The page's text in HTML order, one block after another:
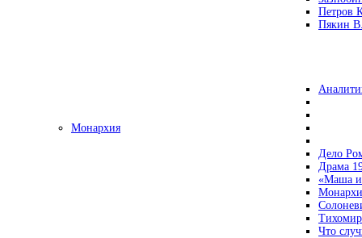
Петров
Пякин
Монархия
Дело
Драма
«Маша и
Что